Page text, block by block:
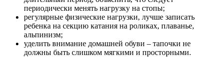
периодически менять нагрузку на стопы;
регулярные физические нагрузки, лучше записать
ребенка на секцию катания на роликах, плаванье,
альпинизм;
уделить внимание домашней обуви – тапочки не
должны быть слишком мягкими и просторными.